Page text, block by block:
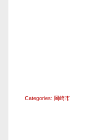
Categories: 岡崎市